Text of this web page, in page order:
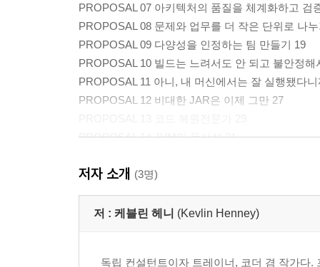
PROPOSAL 07 아키텍처의 품질을 체계화하고 검
PROPOSAL 08 문제와 업무를 더 작은 단위로 나
PROPOSAL 09 다양성을 인정하는 팀 만들기 19
PROPOSAL 10 빌드는 느려서도 안 되고 불안정해
PROPOSAL 11 아니, 내 머신에서는 잘 실행됐다니
PROPOSAL 12 비대한 JAR은 이제 그만 27
PROPOSAL 14 JVM의 동시성 31
PROPOSAL 16 선언적 표현식은 병렬성으로 가는
PROPOSAL 17 더 나은 소프트웨어를 더 빨리 전
PROPOSAL 18 지금 몇 시예요? 41
저자 소개 (3명)
저 : 케블린 헤니 (Kevlin Henney)
독립 컨설턴트이자 트레이너, 코더 겸 작가다